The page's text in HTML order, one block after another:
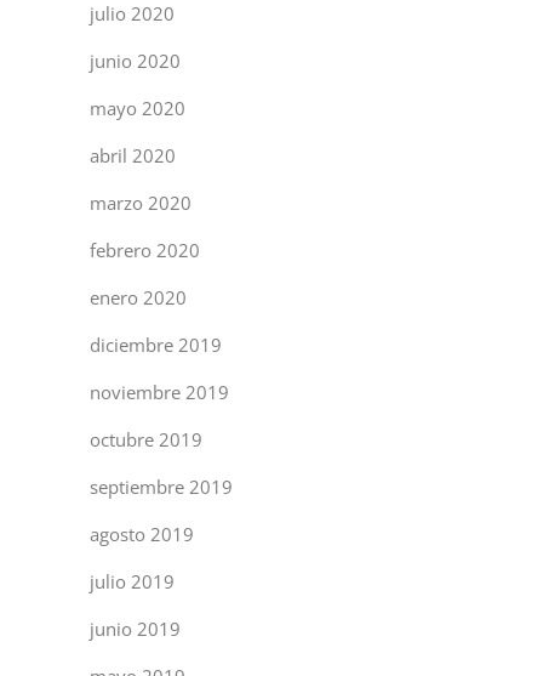
julio 2020
junio 2020
mayo 2020
abril 2020
marzo 2020
febrero 2020
enero 2020
diciembre 2019
noviembre 2019
octubre 2019
septiembre 2019
agosto 2019
julio 2019
junio 2019